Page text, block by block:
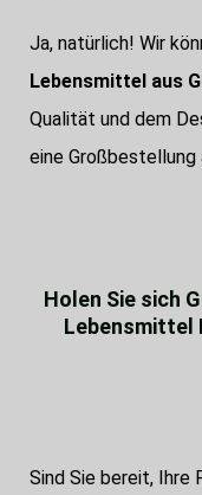
Ja, natürlich! Wir
Lebensmittel aus
Qualität und dem
eine Großbestellung
Holen Sie sich
Lebensmittel
Sind Sie bereit,